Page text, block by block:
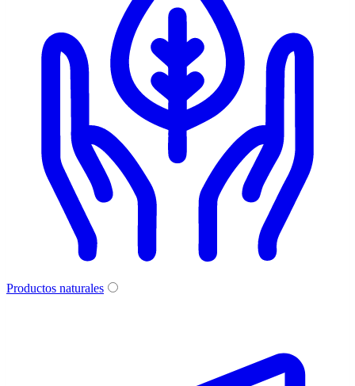
Productos naturales